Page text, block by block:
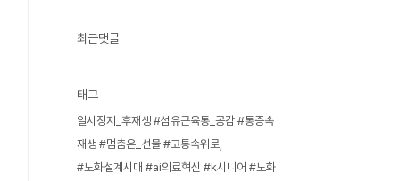
최근댓글
태그
일시정지_후재생 #섬유근육통_공감 #통증속
재생 #멈춤은_선물 #고통속위로
#노화설계시대 #ai의료혁신 #k시니어 #노화